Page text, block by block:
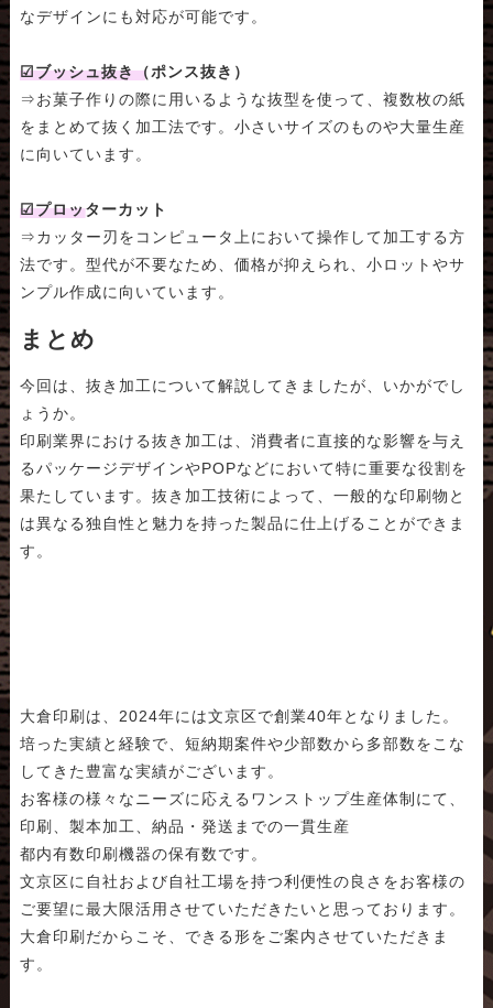
なデザインにも対応が可能です。
☑ブッシュ抜き（ポンス抜き）
⇒お菓子作りの際に用いるような抜型を使って、複数枚の紙
をまとめて抜く加工法です。小さいサイズのものや大量生産
に向いています。
☑プロッターカット
⇒カッター刃をコンピュータ上において操作して加工する方
法です。型代が不要なため、価格が抑えられ、小ロットやサ
ンプル作成に向いています。
まとめ
今回は、抜き加工について解説してきましたが、いかがでし
ょうか。
印刷業界における抜き加工は、消費者に直接的な影響を与え
るパッケージデザインやPOPなどにおいて特に重要な役割を
果たしています。抜き加工技術によって、一般的な印刷物と
は異なる独自性と魅力を持った製品に仕上げることができま
す。
大倉印刷は、2024年には文京区で創業40年となりました。
培った実績と経験で、短納期案件や少部数から多部数をこな
してきた豊富な実績がございます。
お客様の様々なニーズに応えるワンストップ生産体制にて、
印刷、製本加工、納品・発送までの一貫生産
都内有数印刷機器の保有数です。
文京区に自社および自社工場を持つ利便性の良さをお客様の
ご要望に最大限活用させていただきたいと思っております。
大倉印刷だからこそ、できる形をご案内させていただきま
す。